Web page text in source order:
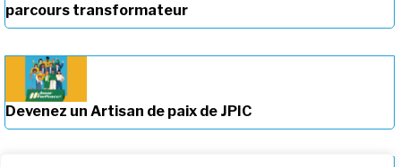
parcours transformateur
Devenez un Artisan de paix de JPIC